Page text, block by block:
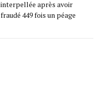
interpellée après avoir
fraudé 449 fois un péage